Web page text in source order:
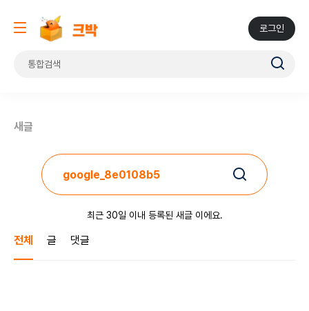
로그인
새글
최근 30일 이내 등록된 새글 이에요.
전체 글 댓글